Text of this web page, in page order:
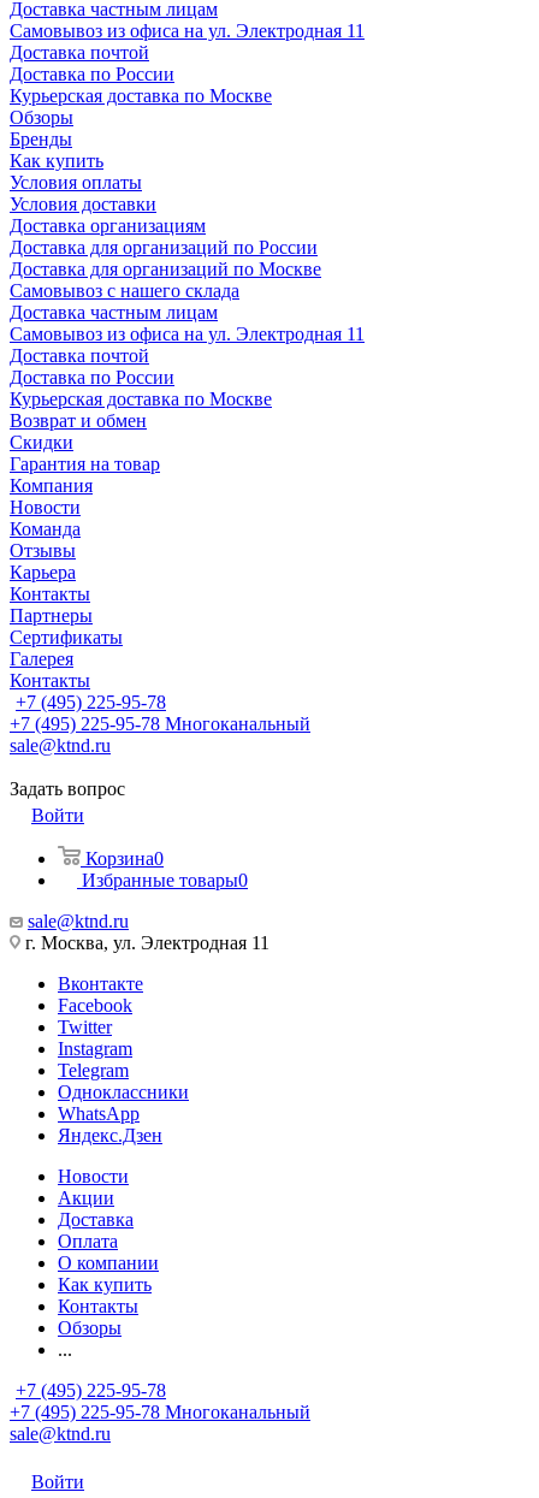
Доставка частным лицам
Самовывоз из офиса на ул. Электродная 11
Доставка почтой
Доставка по России
Курьерская доставка по Москве
Обзоры
Бренды
Как купить
Условия оплаты
Условия доставки
Доставка организациям
Доставка для организаций по России
Доставка для организаций по Москве
Самовывоз с нашего склада
Доставка частным лицам
Самовывоз из офиса на ул. Электродная 11
Доставка почтой
Доставка по России
Курьерская доставка по Москве
Возврат и обмен
Скидки
Гарантия на товар
Компания
Новости
Команда
Отзывы
Карьера
Контакты
Партнеры
Сертификаты
Галерея
Контакты
+7 (495) 225-95-78
+7 (495) 225-95-78 Многоканальный
sale@ktnd.ru
Задать вопрос
Войти
Корзина0
Избранные товары0
sale@ktnd.ru
г. Москва, ул. Электродная 11
Вконтакте
Facebook
Twitter
Instagram
Telegram
Одноклассники
WhatsApp
Яндекс.Дзен
Новости
Акции
Доставка
Оплата
О компании
Как купить
Контакты
Обзоры
...
+7 (495) 225-95-78
+7 (495) 225-95-78 Многоканальный
sale@ktnd.ru
Войти